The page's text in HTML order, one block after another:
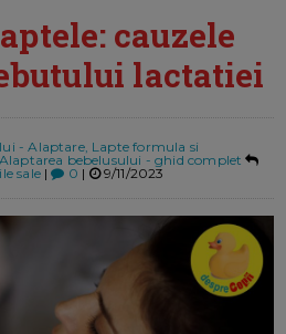
cauzele
lactatiei
- Alaptare, Lapte formula si
Alaptarea bebelusului - ghid complet
sale| 0 | 9/11/2023